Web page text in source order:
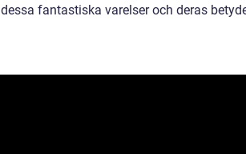
fantastiska varelser och deras